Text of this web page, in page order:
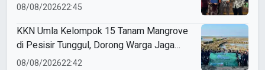
08/08/202622:45
KKN Umla Kelompok 15 Tanam Mangrove
di Pesisir Tunggul, Dorong Warga Jaga
Lingkungan
08/08/202622:42